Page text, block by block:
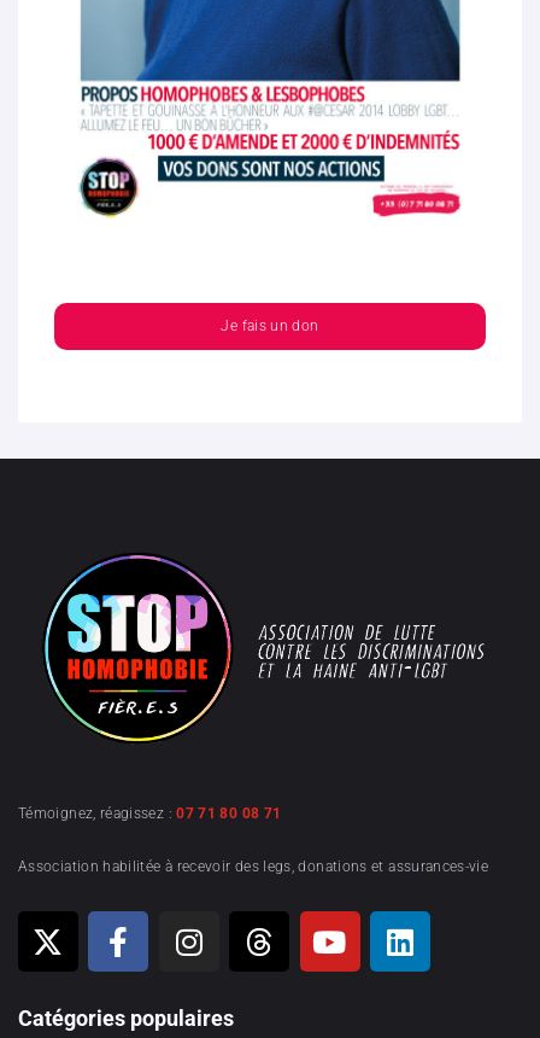
Je fais un don
Témoignez, réagissez :07 71 80 08 71
Association habilitée à recevoir des legs, donations et assurances-vie
Catégories populaires